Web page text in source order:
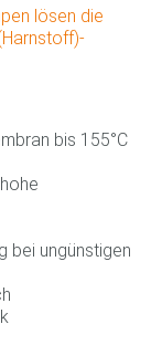
lösen die
bis 155°C
bei ungünstigen